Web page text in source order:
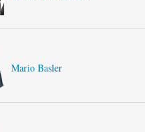
Mario Basler